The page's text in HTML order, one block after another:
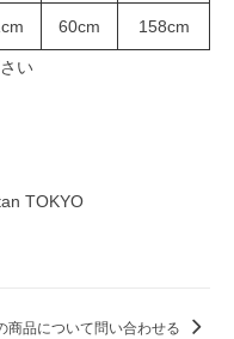
60cm 158cm
い
TOKYO
商品について問い合わせる